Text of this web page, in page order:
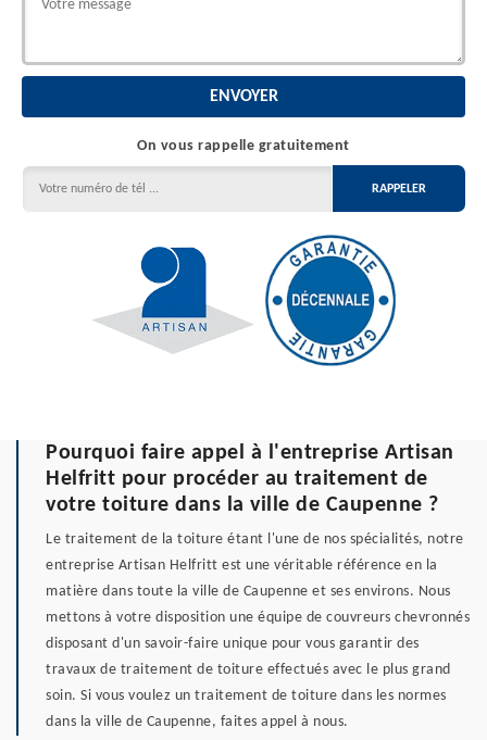
On vous rappelle gratuitement
Pourquoi faire appel à l'entreprise Artisan
Helfritt pour procéder au traitement de
votre toiture dans la ville de Caupenne ?
Le traitement de la toiture étant l'une de nos spécialités, notre
entreprise Artisan Helfritt est une véritable référence en la
matière dans toute la ville de Caupenne et ses environs. Nous
mettons à votre disposition une équipe de couvreurs chevronnés
disposant d'un savoir-faire unique pour vous garantir des
travaux de traitement de toiture effectués avec le plus grand
soin. Si vous voulez un traitement de toiture dans les normes
dans la ville de Caupenne, faites appel à nous.